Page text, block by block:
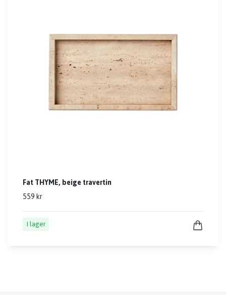
Fat THYME, beige travertin
559 kr
I lager